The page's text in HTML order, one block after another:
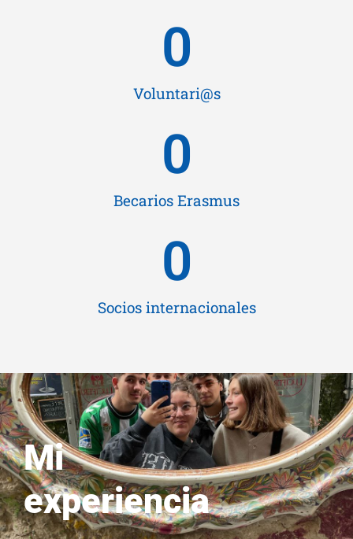
Voluntari@s
0
Becarios Erasmus
0
Socios internacionales
0
Mi
experiencia